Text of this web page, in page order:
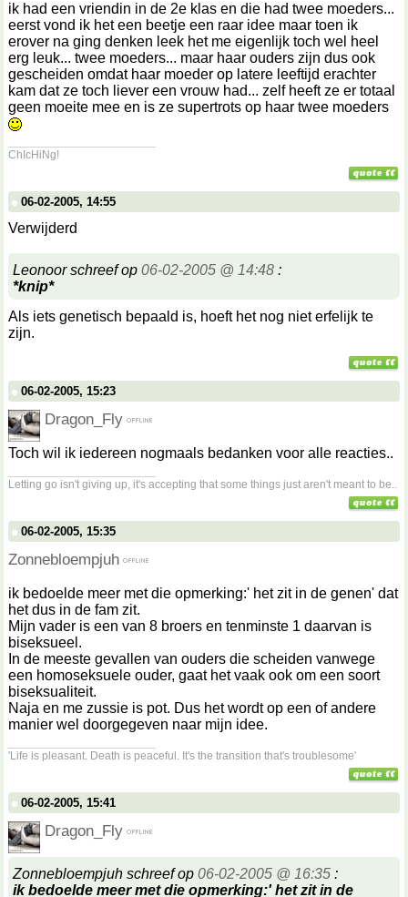
ik had een vriendin in de 2e klas en die had twee moeders...
eerst vond ik het een beetje een raar idee maar toen ik
erover na ging denken leek het me eigenlijk toch wel heel
erg leuk... twee moeders... maar haar ouders zijn dus ook
gescheiden omdat haar moeder op latere leeftijd erachter
kam dat ze toch liever een vrouw had... zelf heeft ze er totaal
geen moeite mee en is ze supertrots op haar twee moeders
ChIcHiNg!
06-02-2005, 14:55
Verwijderd
Leonoor schreef op 06-02-2005 @ 14:48 :
*knip*
Als iets genetisch bepaald is, hoeft het nog niet erfelijk te
zijn.
06-02-2005, 15:23
Dragon_Fly
Toch wil ik iedereen nogmaals bedanken voor alle reacties..
Letting go isn't giving up, it's accepting that some things just aren't meant to be..
06-02-2005, 15:35
Zonnebloempjuh
ik bedoelde meer met die opmerking:' het zit in de genen' dat
het dus in de fam zit.
Mijn vader is een van 8 broers en tenminste 1 daarvan is
biseksueel.
In de meeste gevallen van ouders die scheiden vanwege
een homoseksuele ouder, gaat het vaak ook om een soort
biseksualiteit.
Naja en me zussie is pot. Dus het wordt op een of andere
manier wel doorgegeven naar mijn idee.
'Life is pleasant. Death is peaceful. It's the transition that's troublesome'
06-02-2005, 15:41
Dragon_Fly
Zonnebloempjuh schreef op 06-02-2005 @ 16:35 :
ik bedoelde meer met die opmerking:' het zit in de